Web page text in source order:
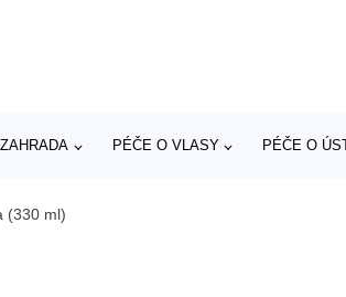
PÉČE O VLASY PÉČE O
(330 ml)